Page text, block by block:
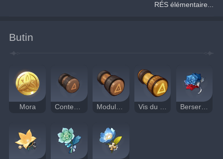
RÉS élémentaire...
Butin
Mora Conteneur du chaos Module du chaos Vis du chaos Berserker